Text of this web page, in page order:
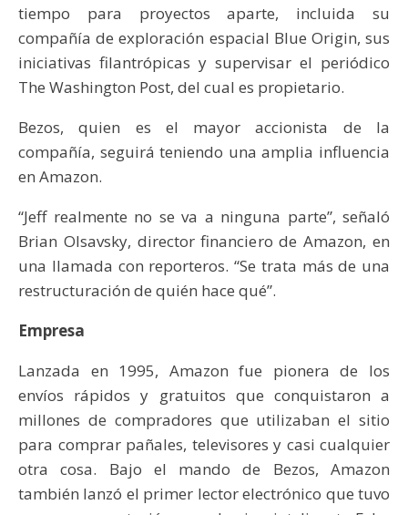
tiempo para proyectos aparte, incluida su
compañía de exploración espacial Blue Origin, sus
iniciativas filantrópicas y supervisar el periódico
The Washington Post, del cual es propietario.
Bezos, quien es el mayor accionista de la
compañía, seguirá teniendo una amplia influencia
en Amazon.
“Jeff realmente no se va a ninguna parte”, señaló
Brian Olsavsky, director financiero de Amazon, en
una llamada con reporteros. “Se trata más de una
restructuración de quién hace qué”.
Empresa
Lanzada en 1995, Amazon fue pionera de los
envíos rápidos y gratuitos que conquistaron a
millones de compradores que utilizaban el sitio
para comprar pañales, televisores y casi cualquier
otra cosa. Bajo el mando de Bezos, Amazon
también lanzó el primer lector electrónico que tuvo